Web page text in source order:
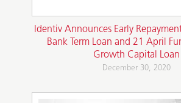
Identiv Announces Early
Bank Term Loan and 21 April
Growth Capital Loan
December 30, 2020